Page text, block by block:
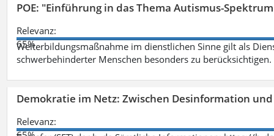
POE: "Einführung in das Thema Autismus-
Relevanz:
65%
Weiterbildungsmaßnahme im dienstlichen Sinne gilt als
schwerbehinderter Menschen besonders zu berücksichtigen.
Demokratie im Netz: Zwischen Desinformation
Relevanz: